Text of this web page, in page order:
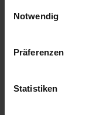
Notwendig
Präferenzen
Statistiken
FAHRZEUG ANZEIGEN